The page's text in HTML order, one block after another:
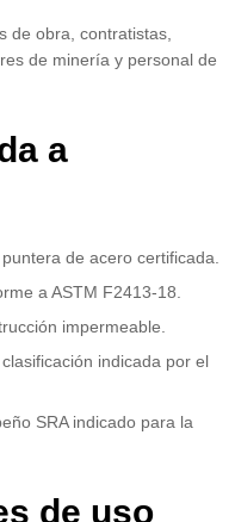
de obra, contratistas,
de minería y personal de
a
de acero certificada.
a ASTM F2413-18.
impermeable.
indicada por el
SRA indicado para la
de uso